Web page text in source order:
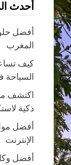
أحدث
أفضل
المغرب
كيف
السياحة
اكتشف
ذكية
أفضل
الإنترنت
أفضل